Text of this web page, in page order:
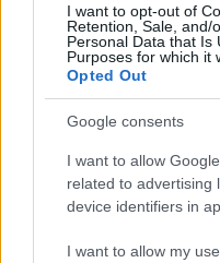
I want to opt-out of
Retention, Sale, and/
Personal Data that Is
Purposes for which it
Opted Out
Google consents
I want to allow
related to advertising
device identifiers in
I want to allow my